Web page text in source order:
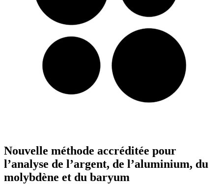
Nouvelle méthode accréditée pour
l’analyse de l’argent, de l’aluminium, du
molybdène et du baryum